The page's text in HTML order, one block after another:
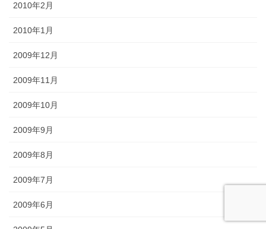
2010年2月
2010年1月
2009年12月
2009年11月
2009年10月
2009年9月
2009年8月
2009年7月
2009年6月